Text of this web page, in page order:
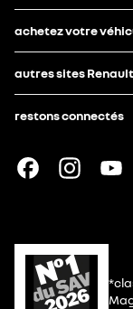
achetez votre
autres sites Renault
restons connectés